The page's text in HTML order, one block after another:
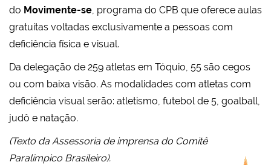
do Movimente-se, programa do CPB que oferece aulas
gratuitas voltadas exclusivamente a pessoas com
deficiência física e visual.
Da delegação de 259 atletas em Tóquio, 55 são cegos
ou com baixa visão. As modalidades com atletas com
deficiência visual serão: atletismo, futebol de 5, goalball,
judô e natação.
(Texto da Assessoria de imprensa do Comitê
Paralímpico Brasileiro).